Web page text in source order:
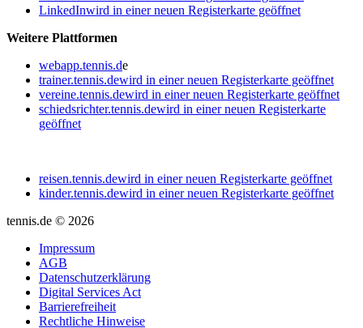
LinkedInwird in einer neuen Registerkarte geöffnet
Weitere Plattformen
webapp.tennis.de
trainer.tennis.dewird in einer neuen Registerkarte geöffnet
vereine.tennis.dewird in einer neuen Registerkarte geöffnet
schiedsrichter.tennis.dewird in einer neuen Registerkarte
geöffnet
reisen.tennis.dewird in einer neuen Registerkarte geöffnet
kinder.tennis.dewird in einer neuen Registerkarte geöffnet
tennis.de © 2026
Impressum
AGB
Datenschutzerklärung
Digital Services Act
Barrierefreiheit
Rechtliche Hinweise